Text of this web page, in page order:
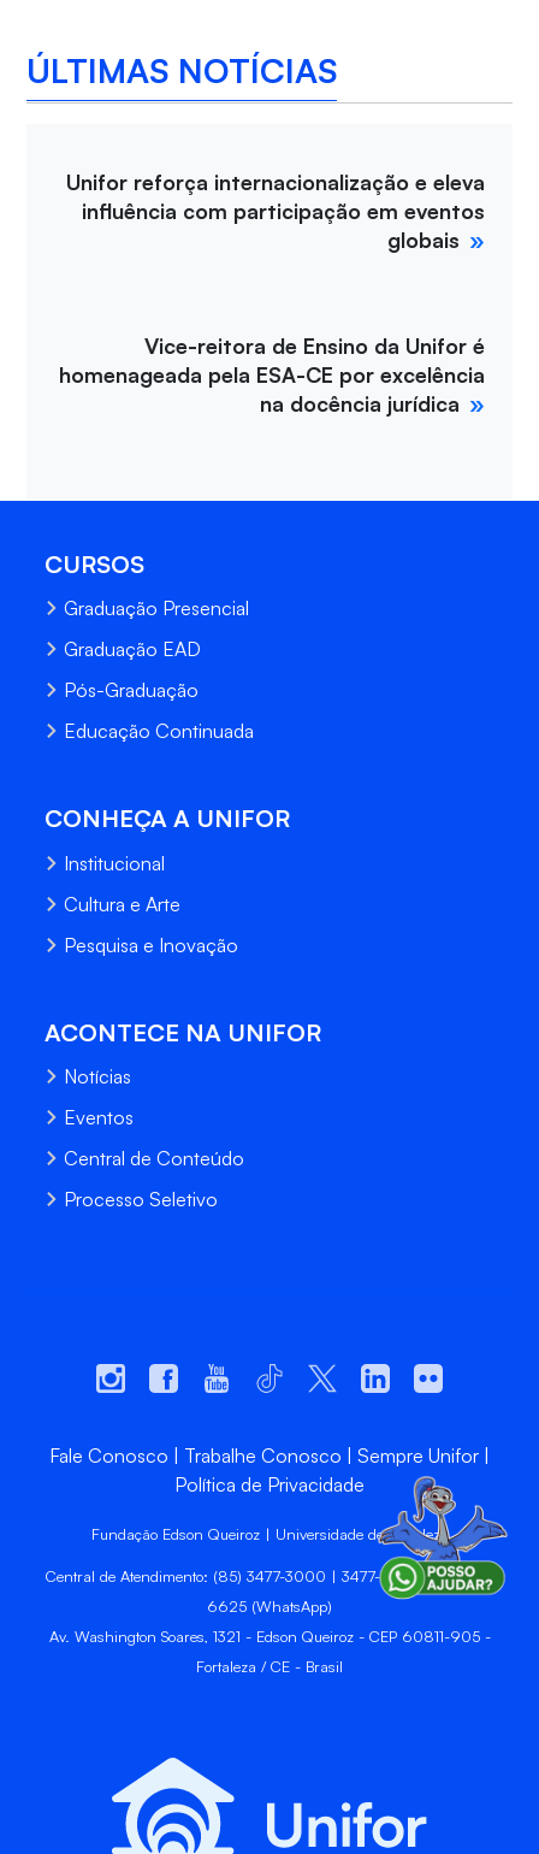
ÚLTIMAS NOTÍCIAS
Unifor reforça internacionalização e eleva
influência com participação em eventos
globais
Vice-reitora de Ensino da Unifor é
homenageada pela ESA-CE por excelência
na docência jurídica
CURSOS
Graduação Presencial
Graduação EAD
Pós-Graduação
Educação Continuada
CONHEÇA A UNIFOR
Institucional
Cultura e Arte
Pesquisa e Inovação
ACONTECE NA UNIFOR
Notícias
Eventos
Central de Conteúdo
Processo Seletivo
Fale Conosco Trabalhe Conosco
Sempre Unifor
Política de Privacidade
Fundação Edson Queiroz | Universidade de Fortaleza
Central de Atendimento: (85) 3477-3000 | 3477-3400 | 99246-
6625 (WhatsApp)
Av. Washington Soares, 1321 - Edson Queiroz - CEP 60811-905 -
Fortaleza / CE - Brasil